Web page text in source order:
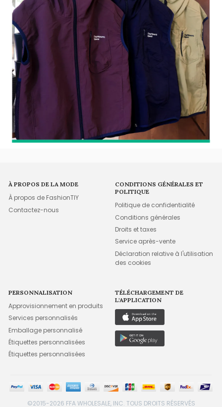
À PROPOS DE LA MODE
À propos de FashionTIY
Contactez-nous
CONDITIONS GÉNÉRALES ET
POLITIQUE
Politique de confidentialité
Conditions générales
Droits et taxes
Service après-vente
Déclaration relative à l'utilisation
des cookies
PERSONNALISATION
Approvisionnement en produits
Services personnalisés
Emballage personnalisé
Étiquettes personnalisées
Étiquettes personnalisées
TÉLÉCHARGEMENT DE
L'APPLICATION
©2015-2026 FFA WHOLESALE, INC. TOUS DROITS RÉSERVÉS